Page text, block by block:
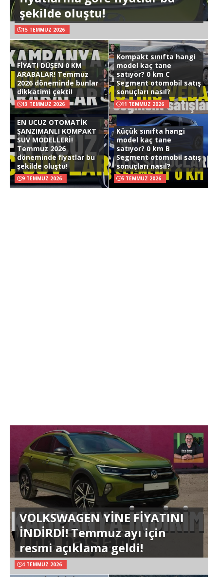
şekilde oluştu!
15 TEMMUZ 2026
FİYATI DÜŞEN 0 KM
ARABALAR! Temmuz
2026 döneminde bunlar
dikkatimi çekti!
13 TEMMUZ 2026
Kompakt sınıfta hangi
model kaç tane
satıyor? 0 km C
Segment otomobil satış
sonuçları nasıl?
11 TEMMUZ 2026
EN UCUZ OTOMATİK
ŞANZIMANLI KOMPAKT
SUV MODELLERİ!
Temmuz 2026
döneminde fiyatlar bu
şekilde oluştu!
9 TEMMUZ 2026
Küçük sınıfta hangi
model kaç tane
satıyor? 0 km B
Segment otomobil satış
sonuçları nasıl?
5 TEMMUZ 2026
VOLKSWAGEN YİNE FİYATINI
İNDİRDİ! Temmuz ayı için
resmi açıklama geldi!
4 TEMMUZ 2026